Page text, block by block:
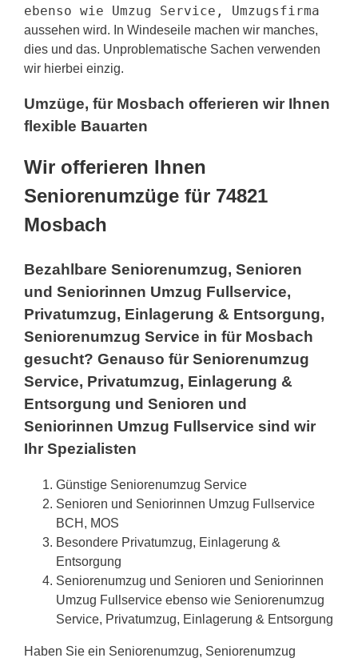
ebenso wie Umzug Service, Umzugsfirma
aussehen wird. In Windeseile machen wir manches,
dies und das. Unproblematische Sachen verwenden
wir hierbei einzig.
Umzüge, für Mosbach offerieren wir Ihnen
flexible Bauarten
Wir offerieren Ihnen
Seniorenumzüge für 74821
Mosbach
Bezahlbare Seniorenumzug, Senioren
und Seniorinnen Umzug Fullservice,
Privatumzug, Einlagerung & Entsorgung,
Seniorenumzug Service in für Mosbach
gesucht? Genauso für Seniorenumzug
Service, Privatumzug, Einlagerung &
Entsorgung und Senioren und
Seniorinnen Umzug Fullservice sind wir
Ihr Spezialisten
Günstige Seniorenumzug Service
Senioren und Seniorinnen Umzug Fullservice
BCH, MOS
Besondere Privatumzug, Einlagerung &
Entsorgung
Seniorenumzug und Senioren und Seniorinnen
Umzug Fullservice ebenso wie Seniorenumzug
Service, Privatumzug, Einlagerung & Entsorgung
Haben Sie ein Seniorenumzug, Seniorenumzug